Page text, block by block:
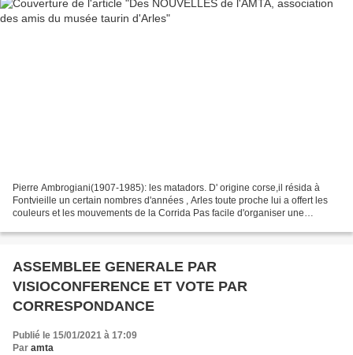
Pierre Ambrogiani(1907-1985): les matadors. D' origine corse,il résida à
Fontvieille un certain nombres d'années , Arles toute proche lui a offert les
couleurs et les mouvements de la Corrida Pas facile d'organiser une
ASSEMBLEE GENERALE PAR
VISIOCONFERENCE ET VOTE PAR
CORRESPONDANCE
Publié le 15/01/2021 à 17:09
Par amta